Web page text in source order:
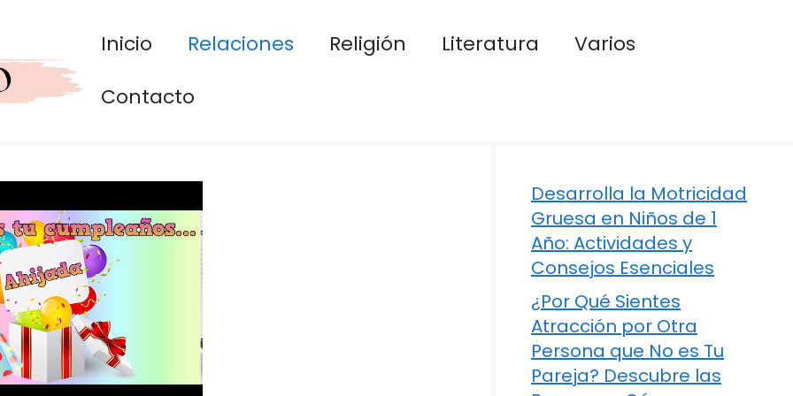
Inicio Relaciones Religión Literatura
Varios
Contacto
Desarrolla la Motricidad
Gruesa en Niños de 1
Año: Actividades y
Consejos Esenciales
¿Por Qué Sientes
Atracción por Otra
Persona que No es Tu
Pareja? Descubre las